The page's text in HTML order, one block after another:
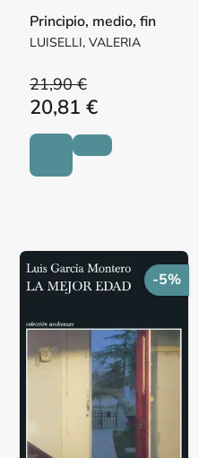
Principio, medio, fin
LUISELLI, VALERIA
21,90 €
20,81 €
-5%